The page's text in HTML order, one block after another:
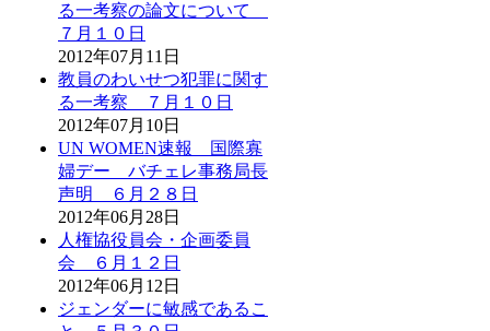
る一考察の論文について
７月１０日
2012年07月11日
教員のわいせつ犯罪に関す
る一考察 ７月１０日
2012年07月10日
UN WOMEN速報 国際寡
婦デー バチェレ事務局長
声明 ６月２８日
2012年06月28日
人権協役員会・企画委員
会 ６月１２日
2012年06月12日
ジェンダーに敏感であるこ